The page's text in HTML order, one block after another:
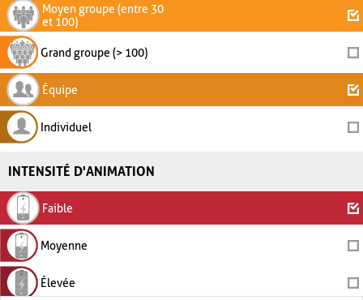
Moyen groupe (entre 30
et 100)
Grand groupe (> 100)
Équipe
Individuel
INTENSITÉ D'ANIMATION
Faible
Moyenne
Élevée